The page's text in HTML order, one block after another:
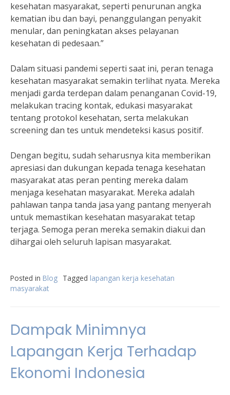
kesehatan masyarakat, seperti penurunan angka
kematian ibu dan bayi, penanggulangan penyakit
menular, dan peningkatan akses pelayanan
kesehatan di pedesaan.”
Dalam situasi pandemi seperti saat ini, peran tenaga
kesehatan masyarakat semakin terlihat nyata. Mereka
menjadi garda terdepan dalam penanganan Covid-19,
melakukan tracing kontak, edukasi masyarakat
tentang protokol kesehatan, serta melakukan
screening dan tes untuk mendeteksi kasus positif.
Dengan begitu, sudah seharusnya kita memberikan
apresiasi dan dukungan kepada tenaga kesehatan
masyarakat atas peran penting mereka dalam
menjaga kesehatan masyarakat. Mereka adalah
pahlawan tanpa tanda jasa yang pantang menyerah
untuk memastikan kesehatan masyarakat tetap
terjaga. Semoga peran mereka semakin diakui dan
dihargai oleh seluruh lapisan masyarakat.
Posted in Blog Tagged lapangan kerja kesehatan
masyarakat
Dampak Minimnya
Lapangan Kerja Terhadap
Ekonomi Indonesia